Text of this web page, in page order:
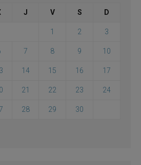
J V S D
1 2 3
7 8 9 10
14 15 16 17
21 22 23 24
28 29 30